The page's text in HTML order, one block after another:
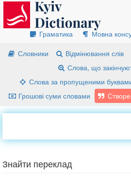
Граматика
Мовна
Словники
Відмінювання слів
Слова, що
Слова за пропущеними
Грошові суми словами
Знайти переклад